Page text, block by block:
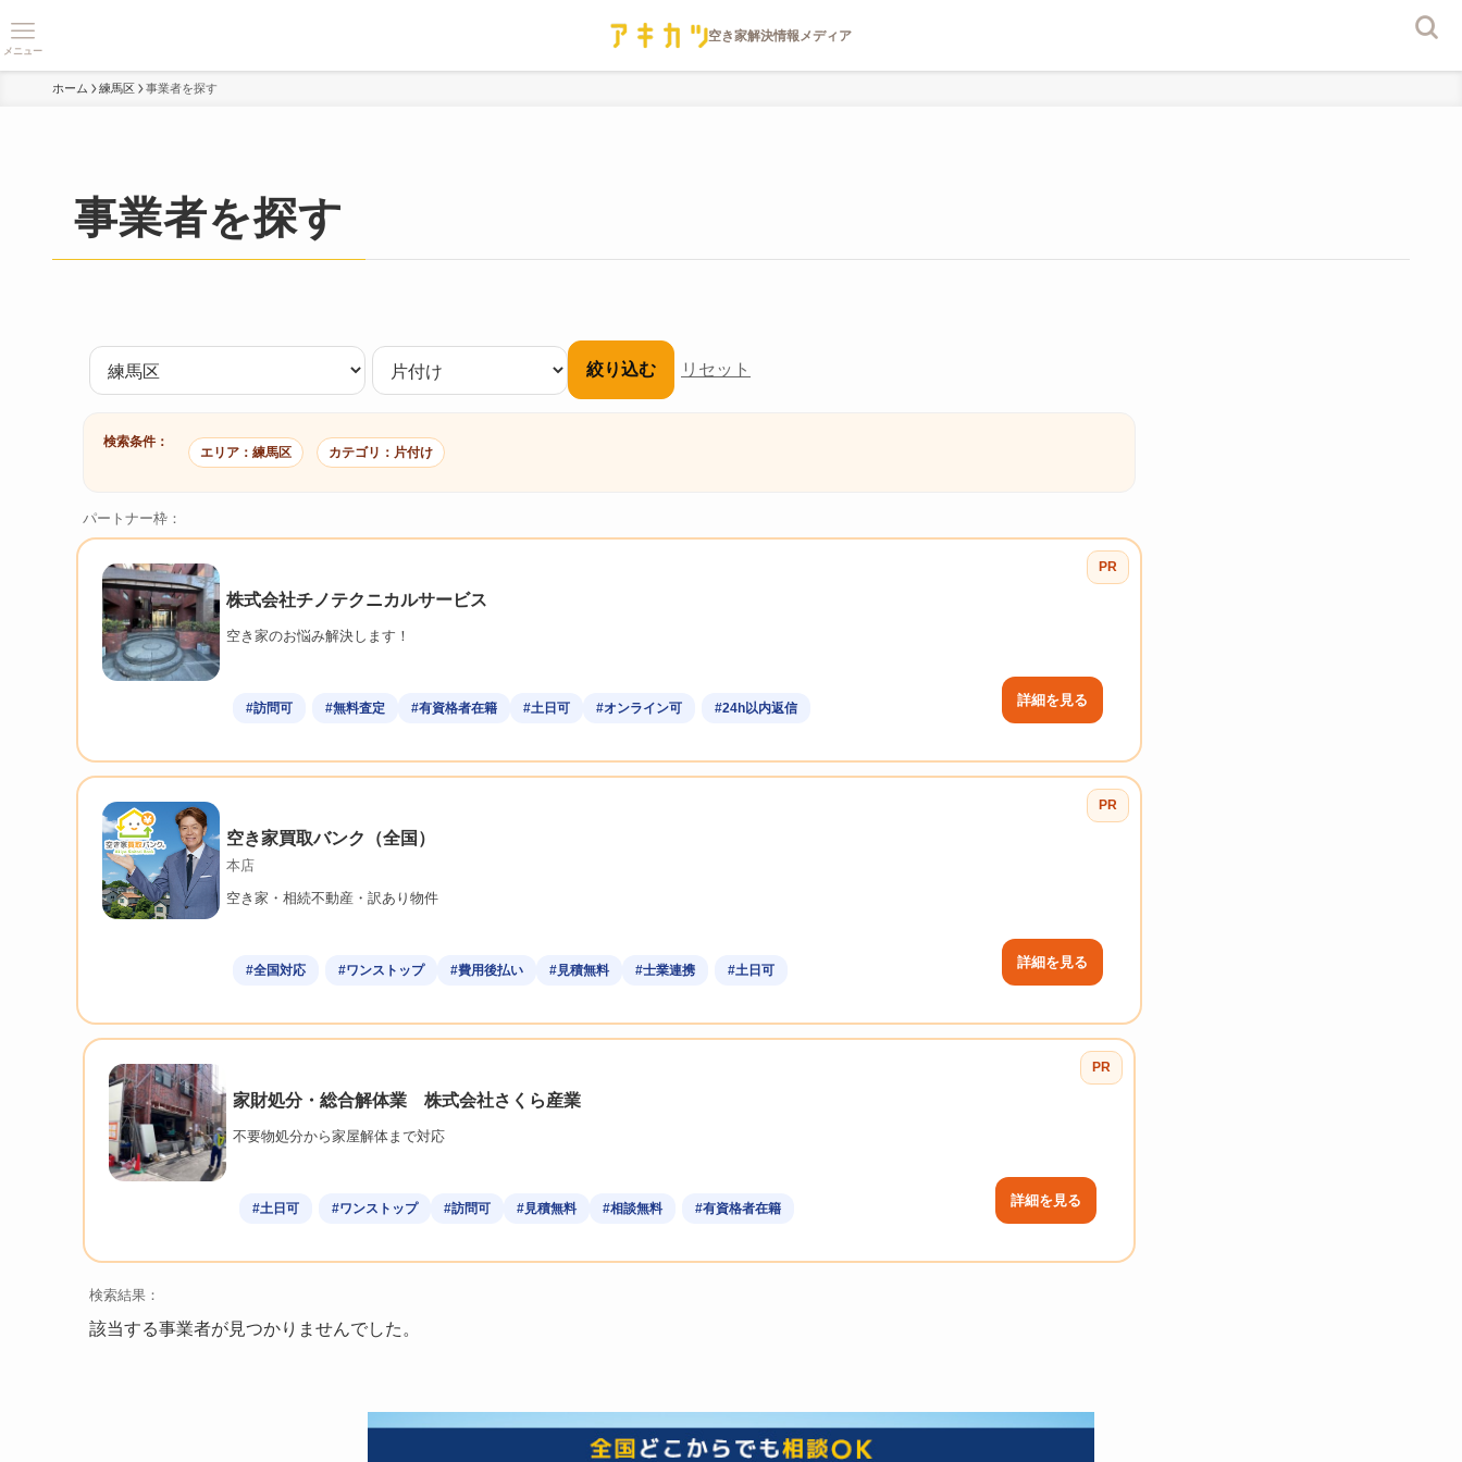
メニュー
ホーム 練馬区 事業者を探す
事業者を探す
絞り込む リセット
検索条件：
エリア：練馬区 カテゴリ：片付け
パートナー枠：
PR
株式会社チノテクニカルサービス
空き家のお悩み解決します！
#訪問可 #無料査定 #有資格者在籍 #土日可 #オンライン可 #24h以内返信 詳細を見る
PR
空き家買取バンク（全国）
本店
空き家・相続不動産・訳あり物件
#全国対応 #ワンストップ #費用後払い #見積無料 #士業連携 #土日可 詳細を見る
PR
家財処分・総合解体業 株式会社さくら産業
不要物処分から家屋解体まで対応
#土日可 #ワンストップ #訪問可 #見積無料 #相談無料 #有資格者在籍 詳細を見る
検索結果：
該当する事業者が見つかりませんでした。